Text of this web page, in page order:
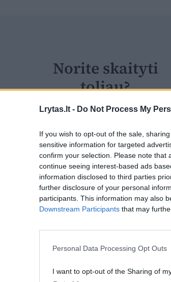
Lrytas.lt - Do Not Process My
If you wish to opt-out of the sale,
sensitive information for targeted
confirm your selection. Please note
continue seeing interest-based ads
information disclosed to third parties
further disclosure of your personal
participants. This information may also
Downstream Participants that may
Personal Data Processing Opt Outs
I want to opt-out of the Sharing of
Norite skaityti
toliau?
Prisijunkite prie mūsų
ir tapkite prenumeratoriumi
Vos nuo 1 Eur / mėn.
Prenumeruoti
Jau esate prenumeratorius?Prisijunkite